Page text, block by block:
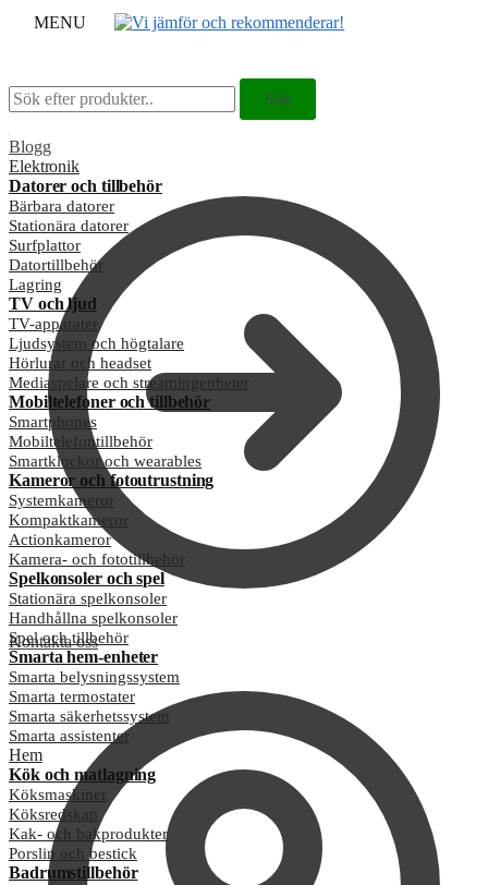
MENU
Sök
efter:
Sök
Blogg
Kontakta oss
Sök
efter:
Sök
Elektronik
Datorer och tillbehör
Bärbara datorer
Stationära datorer
Surfplattor
Datortillbehör
Lagring
TV och ljud
TV-apparater
Ljudsystem och högtalare
Hörlurar och headset
Mediaspelare och streamingenheter
Mobiltelefoner och tillbehör
Smartphones
Mobiltelefontillbehör
Smartklockor och wearables
Kameror och fotoutrustning
Systemkameror
Kompaktkameror
Actionkameror
Kamera- och fototillbehör
Spelkonsoler och spel
Stationära spelkonsoler
Handhållna spelkonsoler
Spel och tillbehör
Smarta hem-enheter
Smarta belysningssystem
Smarta termostater
Smarta säkerhetssystem
Smarta assistenter
Hem
Kök och matlagning
Köksmaskiner
Köksredskap
Kak- och bakprodukter
Porslin och bestick
Badrumstillbehör